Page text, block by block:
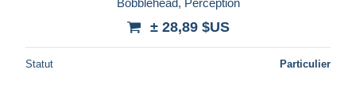
± 28,89 $US
Statut Particulier